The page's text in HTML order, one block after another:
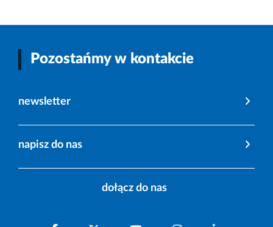
Pozostańmy w kontakcie
newsletter
napisz do nas
dołącz do nas